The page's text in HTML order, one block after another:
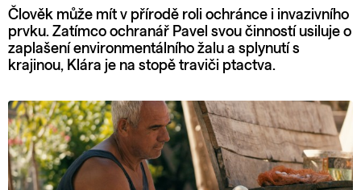
Člověk může mít v přírodě roli ochránce i invazivního
prvku. Zatímco ochranář Pavel svou činností usiluje o
zaplašení environmentálního žalu a splynutí s
krajinou, Klára je na stopě traviči ptactva.